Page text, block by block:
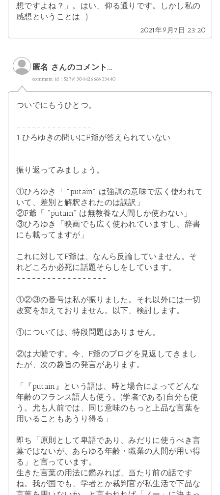
想ですよね？」。はい、仰る通りです。しかし私の
感想ということは...)
2021年9月7日 23:20
匿名 さんのコメント...
comment id : 5279130442668933440
ついでにもうひとつ。
---------------
1.ひろゆきの問いにF爺が答えられていない
振り返ってみましょう。
①ひろゆき「 "putain" は強調の意味で広く使われて
いて、差別と解釈されたのは誤訳」
②F爺「 "putain" は無教養な人間しか使わない」
③ひろゆき「映画でも広く使われていますし、辞書
にも載ってますが」
これに対してF爺は、なんら反論していません。そ
れどころか必死に話題そらしをしています。
------------------
①②③の番号は私が振りました。それ以外には一切
改変を加えておりません。以下、検討します。
①については、特段問題はありません。
②は大嘘です。今、F爺のブログを見返してきまし
たが、次の趣旨の発言があります。
「『putain』という語は、時と場合によってどんな
年齢のフランス語人も使う。(学者である)自分も使
う。尤も人前では、同じ意味のもっと上品な言葉を
用いることもあうり得る」
即ち「原則として卑語であり、みだりに使うべき言
葉ではないが、あらゆる年齢・職業の人間が用い得
る」と言っています。
生きた言葉の用法に鑑みれば、当たり前の話です
ね。我が国でも、学者とか裁判官が私生活で下品な